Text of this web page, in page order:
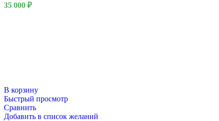
35 000 ₽
В корзину
Быстрый просмотр
Сравнить
Добавить в список желаний